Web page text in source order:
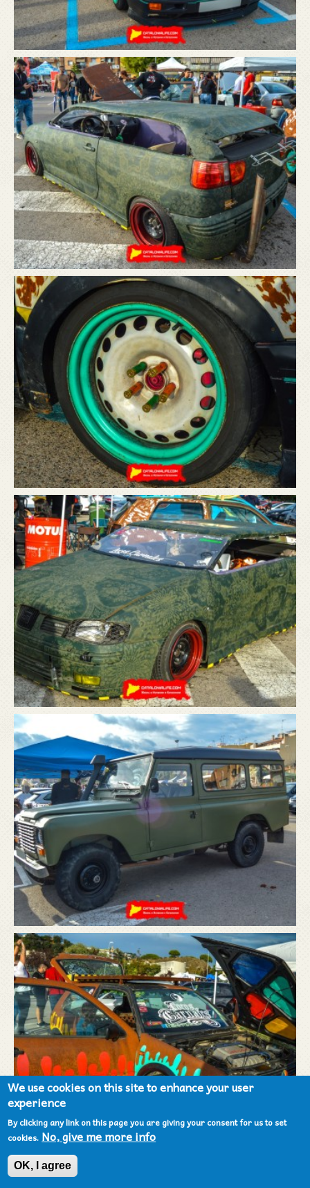
We use cookies on this site to enhance your user
experience
By clicking any link on this page you are giving your consent for us to set
cookies. No, give me more info
OK, I agree